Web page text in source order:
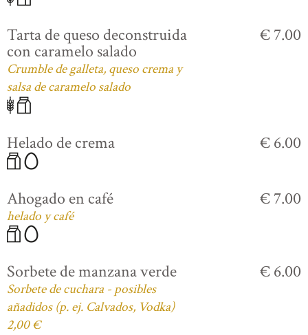
Tarta de queso deconstruida
con caramelo salado
Crumble de galleta, queso crema y
salsa de caramelo salado
€ 7.00
Helado de crema € 6.00
Ahogado en café
helado y café
€ 7.00
Sorbete de manzana verde
Sorbete de cuchara - posibles
añadidos (p. ej. Calvados, Vodka)
2,00 €
€ 6.00